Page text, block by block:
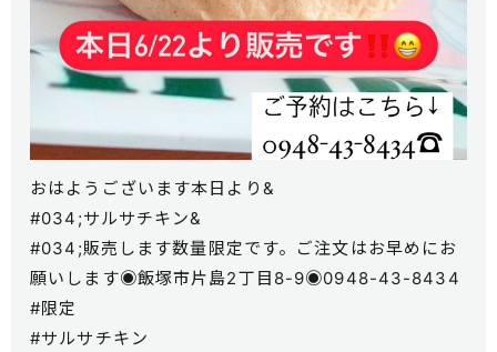
おはようございます本日より&
#034;サルサチキン&
#034;販売します数量限定です。ご注文はお早めにお
願いします◉飯塚市片島2丁目8-9◉0948-43-8434
#限定
#サルサチキン